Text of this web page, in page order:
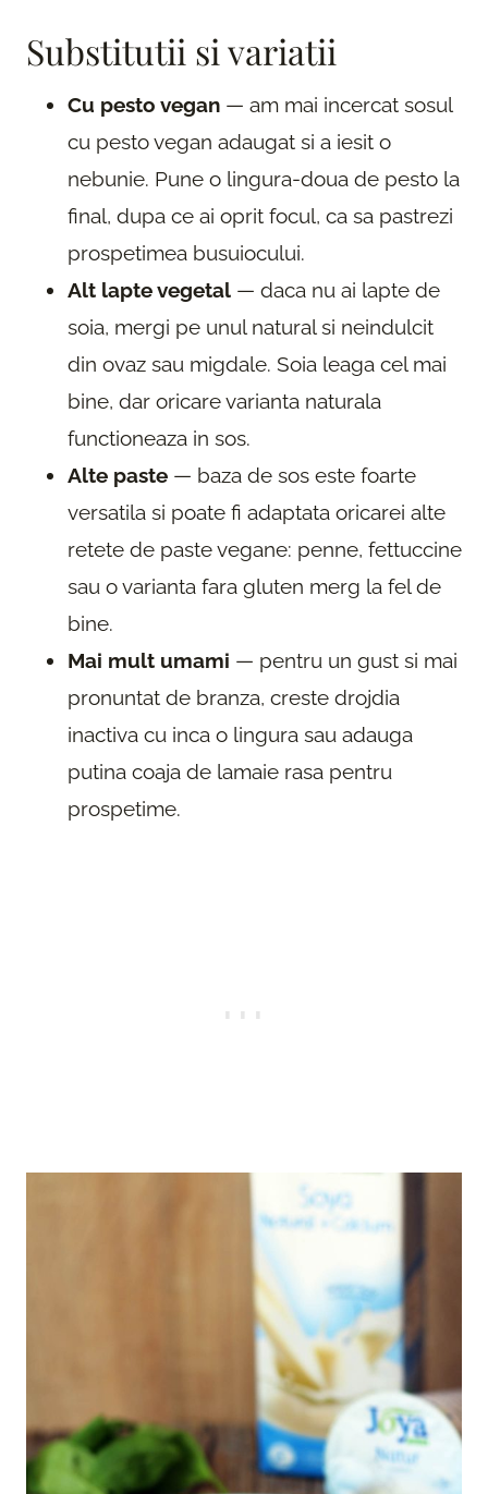
Substitutii si variatii
Cu pesto vegan — am mai incercat sosul
cu pesto vegan adaugat si a iesit o
nebunie. Pune o lingura-doua de pesto la
final, dupa ce ai oprit focul, ca sa pastrezi
prospetimea busuiocului.
Alt lapte vegetal — daca nu ai lapte de
soia, mergi pe unul natural si neindulcit
din ovaz sau migdale. Soia leaga cel mai
bine, dar oricare varianta naturala
functioneaza in sos.
Alte paste — baza de sos este foarte
versatila si poate fi adaptata oricarei alte
retete de paste vegane: penne, fettuccine
sau o varianta fara gluten merg la fel de
bine.
Mai mult umami — pentru un gust si mai
pronuntat de branza, creste drojdia
inactiva cu inca o lingura sau adauga
putina coaja de lamaie rasa pentru
prospetime.